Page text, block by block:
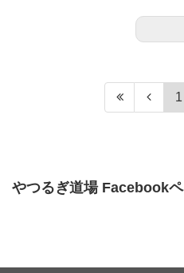
1
やつるぎ道場 Facebook